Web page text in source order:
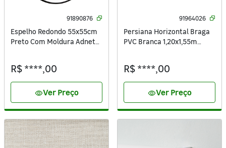
91890876
Espelho Redondo 55x55cm
Preto Com Moldura Adnet
R$ ****,00
visibilityVer Preço
91964026
Persiana Horizontal Braga
PVC Branca 1,20x1,55m
R$ ****,00
visibilityVer Preço